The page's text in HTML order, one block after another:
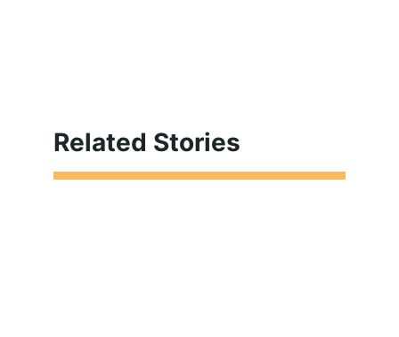
Related Stories